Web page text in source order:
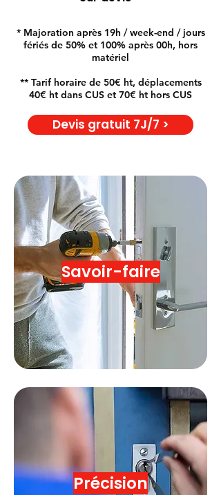
* Majoration après 19h / week-end / jours
fériés de 50% et 100% après 00h, hors
matériel
** Tarif horaire de 50€ ht, déplacements
40€ ht dans CUS et 70€ ht hors CUS
Devis gratuit 7J/7 >
Savoir-faire
Précision